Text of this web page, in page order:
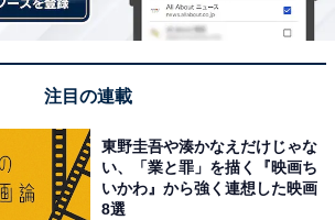
注目の連載
東野圭吾や湊かなえだけじゃな
い、「業と罪」を描く『映画ち
いかわ』から強く連想した映画
8選